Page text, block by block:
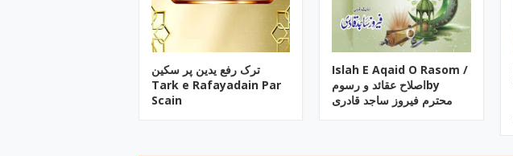
ترک رفع یدین پر سکین
Tark e Rafayadain Par
Scain
Islah E Aqaid O Rasom /
اصلاح عقائد و رسومby
محترم فیروز ساجد قادری